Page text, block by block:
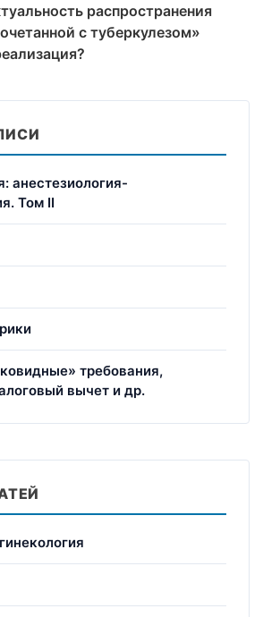
распространения
с туберкулезом»
анестезиология-
Том II
требования,
вычет и др.